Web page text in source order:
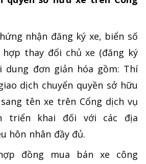
nhận đăng ký xe, biển số
thay đổi chủ xe (đăng ký
dung đơn giản hóa gồm: Thí
dịch chuyển quyền sở hữu
tên xe trên Cổng dịch vụ
triển khai đối với các địa
hôn nhân đầy đủ.
đồng mua bán xe công